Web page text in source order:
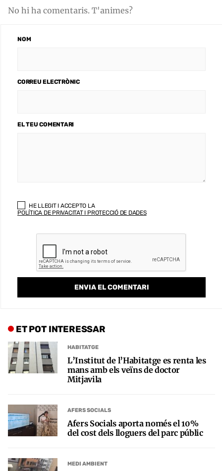
No hi ha comentaris. T'animes?
NOM
CORREU ELECTRÒNIC
EL TEU COMENTARI
HE LLEGIT I ACCEPTO LA
POLÍTICA DE PRIVACITAT I PROTECCIÓ DE DADES
ET POT INTERESSAR
HABITATGE
L’Institut de l’Habitatge es renta les
mans amb els veïns de doctor
Mitjavila
AFERS SOCIALS
Afers Socials aporta només el 10%
del cost dels lloguers del parc públic
MEDI AMBIENT